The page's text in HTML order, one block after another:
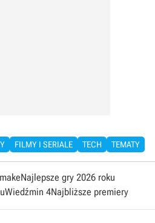
FILMY I SERIALE TECH TEMATY
Najlepsze gry 2026 roku
Wiedźmin 4Najbliższe premiery